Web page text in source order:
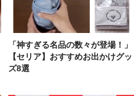
「神すぎる名品の数々が登場！」
【セリア】おすすめお出かけグッ
ズ8選